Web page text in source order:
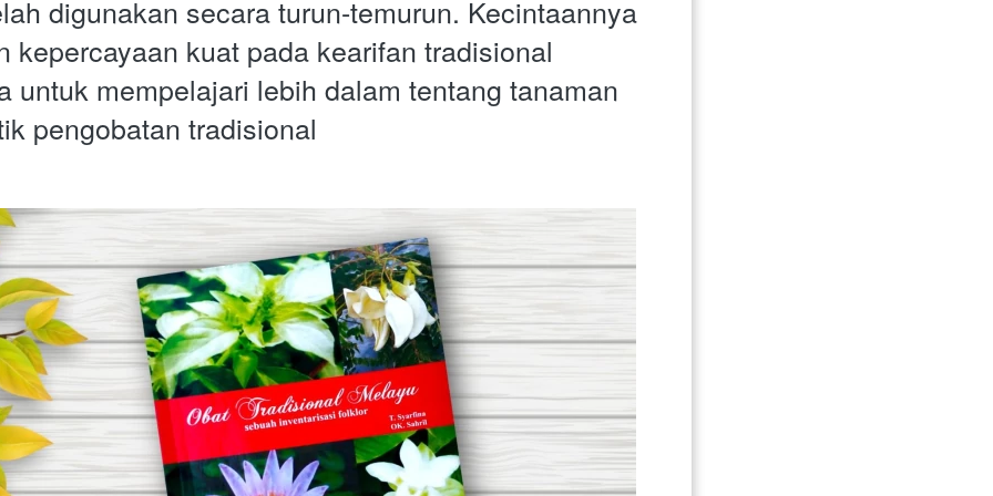
digunakan secara turun-temurun. Kecintaannya
kepercayaan kuat pada kearifan tradisional
untuk mempelajari lebih dalam tentang tanaman
pengobatan tradisional